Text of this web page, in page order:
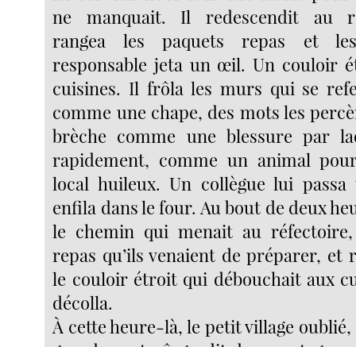
ne manquait. Il redescendit au
rangea les paquets repas et
responsable jeta un œil. Un couloir
cuisines. Il frôla les murs qui se
comme une chape, des mots les
brèche comme une blessure par
rapidement, comme un animal
local huileux. Un collègue lui passa
enfila dans le four. Au bout de deux
le chemin qui menait au
repas qu’ils venaient de préparer, et
le couloir étroit qui débouchait aux
décolla.
À cette heure-là, le petit village oublié,